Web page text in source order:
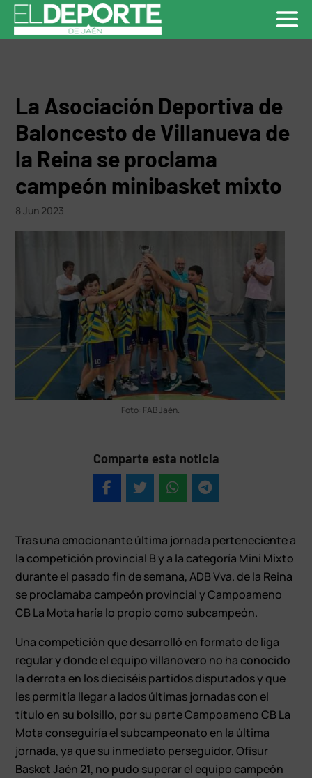
La Asociación Deportiva de
Baloncesto de Villanueva de
la Reina se proclama
campeón minibasket mixto
8 Jun 2023
Foto: FAB Jaén.
Comparte esta noticia
Tras una emocionante última jornada perteneciente a
la competición provincial B y a la categoría Mini Mixto
durante el pasado fin de semana, ADB Vva. de la Reina
se proclamaba campeón provincial y Campoameno
CB La Mota haría lo propio como subcampeón.
Una competición que desarrolló en formato de liga
regular y donde el equipo villanovero no ha conocido
la derrota en los dieciséis partidos disputados y que
les permitía llegar a lados últimas jornadas con el
título en su bolsillo, por su parte Campoameno CB La
Mota conseguiría el subcampeonato en la última
jornada, ya que su inmediato perseguidor, Ofisur
Basket Jaén 21, no pudo superar el equipo campeón